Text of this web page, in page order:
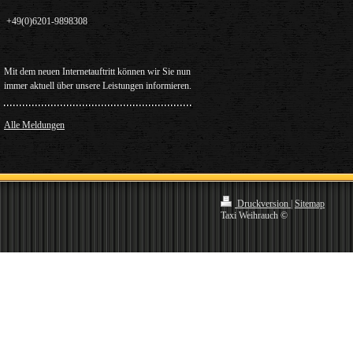
+49(0)6201-9898308
Mit dem neuen Internetauftritt können wir Sie nun
immer aktuell über unsere Leistungen informieren.
Alle Meldungen
Druckversion Sitemap
Taxi Weihrauch ©